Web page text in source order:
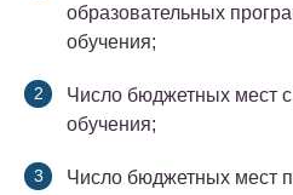
образовательных
обучения;
Число бюджетных мест
обучения;
Число бюджетных мест